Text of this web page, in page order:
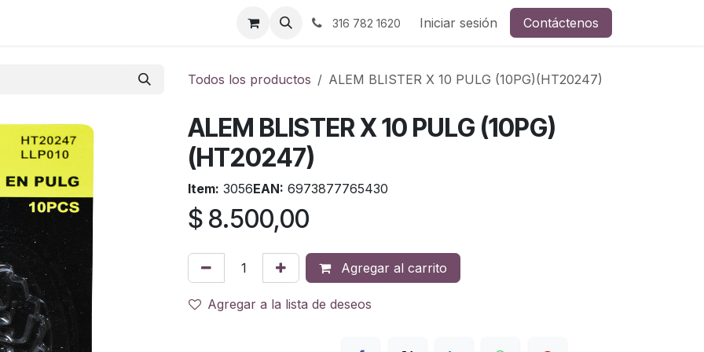
316 782 1620 Iniciar sesión Contáctenos
Todos los productos ALEM BLISTER X 10 PULG (10PG)(HT20247)
ALEM BLISTER X 10 PULG (10PG)
(HT20247)
Item: 3056EAN: 6973877765430
$ 8.500,00
Agregar al carrito
Agregar a la lista de deseos